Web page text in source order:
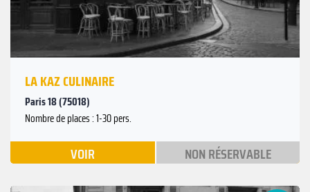
LA KAZ CULINAIRE
Paris 18 (75018)
Nombre de places : 1-30 pers.
VOIR NON RÉSERVABLE